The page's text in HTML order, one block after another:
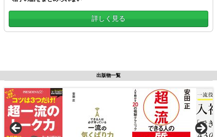
詳しく見る
出版物一覧